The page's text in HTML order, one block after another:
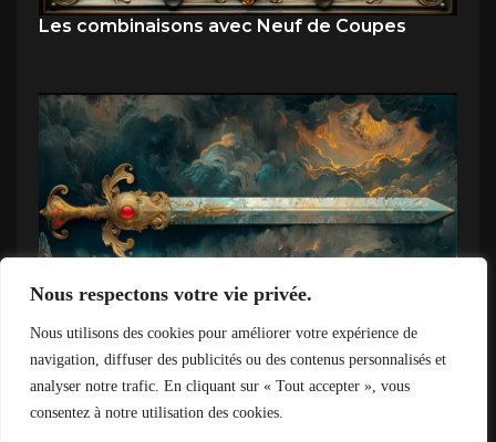
Nous respectons votre vie privée.
Nous utilisons des cookies pour améliorer votre expérience de
navigation, diffuser des publicités ou des contenus personnalisés et
analyser notre trafic. En cliquant sur « Tout accepter », vous
consentez à notre utilisation des cookies.
Les combinaisons avec Neuf de Coupes
Combinaison Trois d’Épées et Le Diable